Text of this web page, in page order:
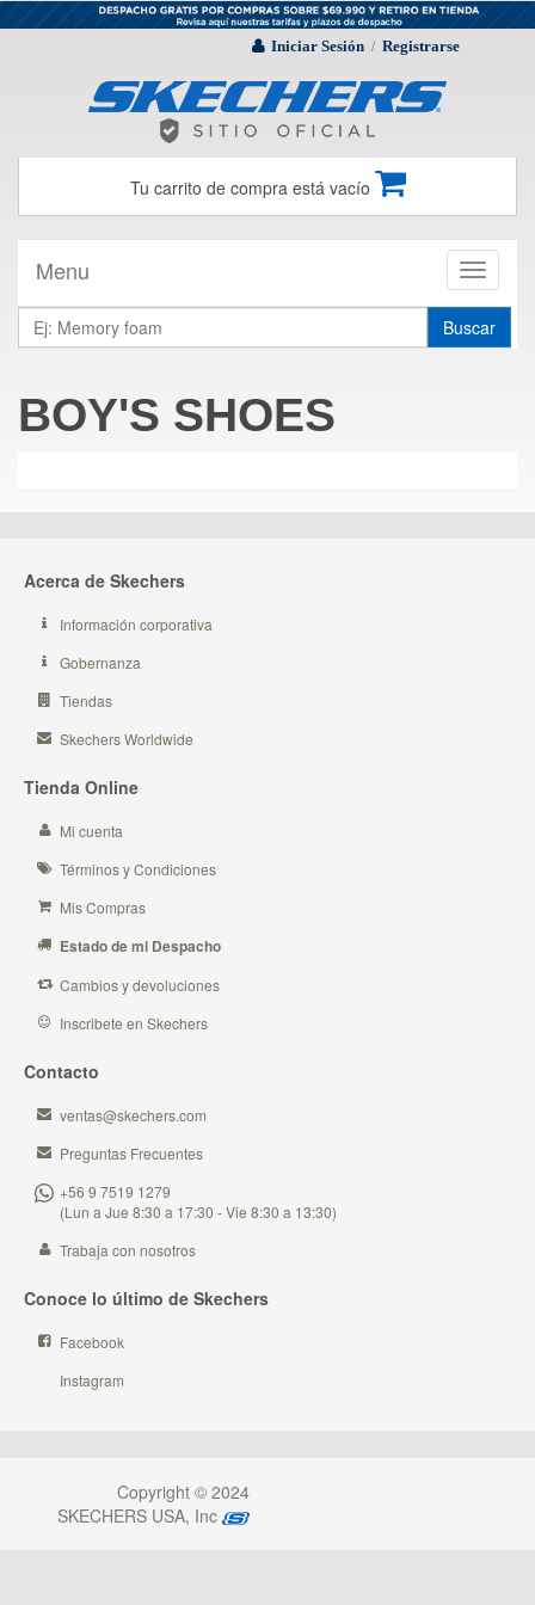
Iniciar Sesión / Registrarse
Tu carrito de compra está vacío
Toggle
Menu
Buscar
BOY'S SHOES
Acerca de Skechers
Información corporativa
Gobernanza
Tiendas
Skechers Worldwide
Tienda Online
Mi cuenta
Términos y Condiciones
Mis Compras
Estado de mi Despacho
Cambios y devoluciones
Inscribete en Skechers
Contacto
ventas@skechers.com
Preguntas Frecuentes
+56 9 7519 1279
(Lun a Jue 8:30 a 17:30 - Vie 8:30 a 13:30)
Trabaja con nosotros
Conoce lo último de Skechers
Facebook
Instagram
Copyright © 2024
SKECHERS USA, Inc